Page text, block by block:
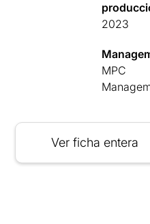
2023
MPC
Ver ficha entera